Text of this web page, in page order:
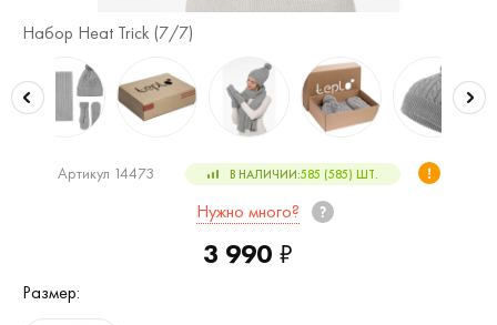
Набор Heat Trick (7/7)
Артикул 14473 В НАЛИЧИИ:585 (585) ШТ.
Нужно много?
3 990 ₽
Размер: